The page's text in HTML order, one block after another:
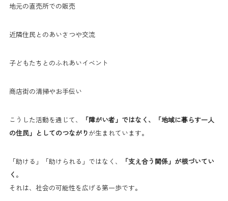
地元の直売所での販売
近隣住民とのあいさつや交流
子どもたちとのふれあいイベント
商店街の清掃やお手伝い
こうした活動を通じて、
「障がい者」ではなく、「地域に暮らす一人
の住民」としてのつながりが生まれています。
「助ける」「助けられる」ではなく、
「支え合う関係」が根づいてい
く 。
それは、社会の可能性を広げる第一歩です。